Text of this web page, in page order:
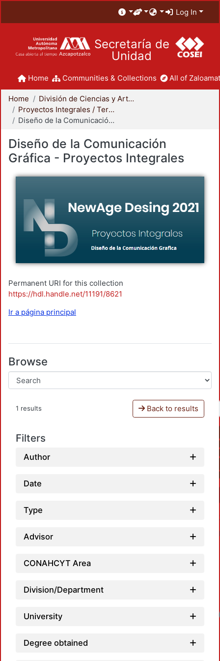
Log In
Secretaría de
Unidad
Home Communities & Collections All of
Home
División de Ciencias y Artes para el Diseño
Proyectos Integrales / Terminales - Licenciatura
Diseño de la Comunicación Gráfica - Proyectos Integrales
Diseño de la Comunicación
Gráfica - Proyectos Integrales
Permanent URI for this collection
https://hdl.handle.net/11191/8621
Ir a página principal
Browse
1 results Back to results
Filters
Author
Date
Type
Advisor
CONAHCYT Area
Division/Department
University
Degree obtained